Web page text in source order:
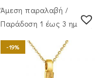
Άμεση παραλαβή /
Παράδoση 1 έως 3 ημέρες
-19%